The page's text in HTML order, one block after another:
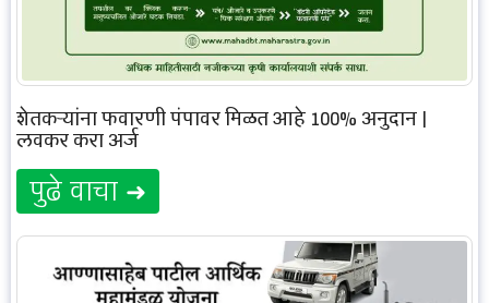
शेतकऱ्यांना फवारणी पंपावर मिळत आहे 100% अनुदान |
लवकर करा अर्ज
पुढे वाचा ➜